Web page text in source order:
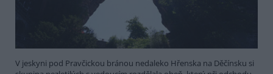
V jeskyni pod Pravčickou bránou nedaleko Hřenska na Děčínsku si